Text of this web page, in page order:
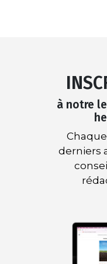
à notre
derniers